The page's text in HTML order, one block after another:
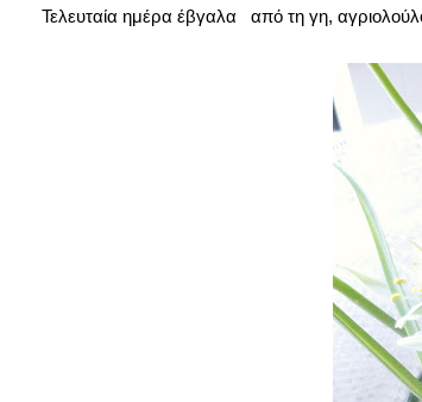
Τελευταία ημέρα έβγαλα από τη γη,